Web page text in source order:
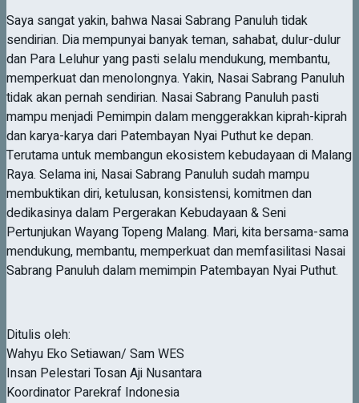
Saya sangat yakin, bahwa Nasai Sabrang Panuluh tidak
sendirian. Dia mempunyai banyak teman, sahabat, dulur-dulur
dan Para Leluhur yang pasti selalu mendukung, membantu,
memperkuat dan menolongnya. Yakin, Nasai Sabrang Panuluh
tidak akan pernah sendirian. Nasai Sabrang Panuluh pasti
mampu menjadi Pemimpin dalam menggerakkan kiprah-kiprah
dan karya-karya dari Patembayan Nyai Puthut ke depan.
Terutama untuk membangun ekosistem kebudayaan di Malang
Raya. Selama ini, Nasai Sabrang Panuluh sudah mampu
membuktikan diri, ketulusan, konsistensi, komitmen dan
dedikasinya dalam Pergerakan Kebudayaan & Seni
Pertunjukan Wayang Topeng Malang. Mari, kita bersama-sama
mendukung, membantu, memperkuat dan memfasilitasi Nasai
Sabrang Panuluh dalam memimpin Patembayan Nyai Puthut.
Ditulis oleh:
Wahyu Eko Setiawan/ Sam WES
Insan Pelestari Tosan Aji Nusantara
Koordinator Parekraf Indonesia